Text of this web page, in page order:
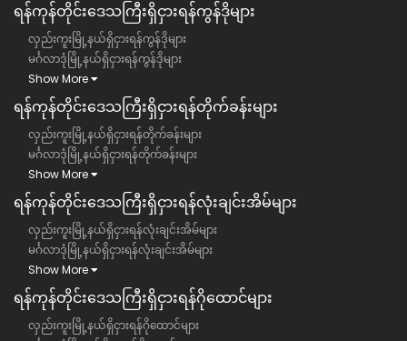
ရန်ကုန်တိုင်းဒေသကြီး​​ရှိငှားရန်ကွန်ဒိုများ
လှည်းကူးမြို့နယ်ရှိငှားရန်ကွန်ဒိုများ
မင်္ဂလာဒုံမြို့နယ်ရှိငှားရန်ကွန်ဒိုများ
Show More
ရန်ကုန်တိုင်းဒေသကြီး​​ရှိငှားရန်တိုက်ခန်းများ
လှည်းကူးမြို့နယ်ရှိငှားရန်တိုက်ခန်းများ
မင်္ဂလာဒုံမြို့နယ်ရှိငှားရန်တိုက်ခန်းများ
Show More
ရန်ကုန်တိုင်းဒေသကြီး​​ရှိငှားရန်လုံးချင်းအိမ်များ
လှည်းကူးမြို့နယ်ရှိငှားရန်လုံးချင်းအိမ်များ
မင်္ဂလာဒုံမြို့နယ်ရှိငှားရန်လုံးချင်းအိမ်များ
Show More
ရန်ကုန်တိုင်းဒေသကြီး​​ရှိငှားရန်ဂိုထောင်များ
လှည်းကူးမြို့နယ်ရှိငှားရန်ဂိုထောင်များ